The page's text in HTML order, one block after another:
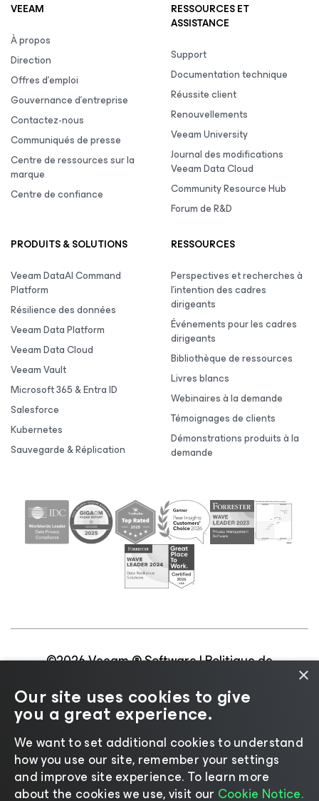
VEEAM
À propos
Direction
Offres d’emploi
Gouvernance d’entreprise
Contactez-nous
Communiqués de presse
Centre de ressources sur la
marque
Centre de confiance
RESSOURCES ET
ASSISTANCE
Support
Documentation technique
Réussite client
Renouvellements
Veeam University
Journal des modifications
Veeam Data Cloud
Community Resource Hub
Forum de R&D
PRODUITS & SOLUTIONS
Veeam DataAI Command
Platform
Résilience des données
Veeam Data Platform
Veeam Data Cloud
Veeam Vault
Microsoft 365 & Entra ID
Salesforce
Kubernetes
Sauvegarde & Réplication
RESSOURCES
Perspectives et recherches à
l’intention des cadres
dirigeants
Événements pour les cadres
dirigeants
Bibliothèque de ressources
Livres blancs
Webinaires à la demande
Témoignages de clients
Démonstrations produits à la
demande
©2026 Veeam ® Software |Politique de
|
Secteur juridique|Politique de licences
Ressources pour les fournisseurs
Changer de langue
×
Our site uses cookies to give
you a great experience.
We want to set additional cookies to understand
how you use our site, remember your settings
and improve site experience. ​To learn more
about the cookies we use, visit our Cookie Notice.